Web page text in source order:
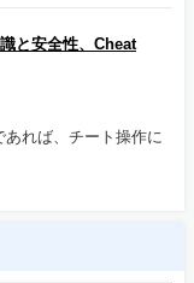
と安全性、Cheat
れば、チート操作に